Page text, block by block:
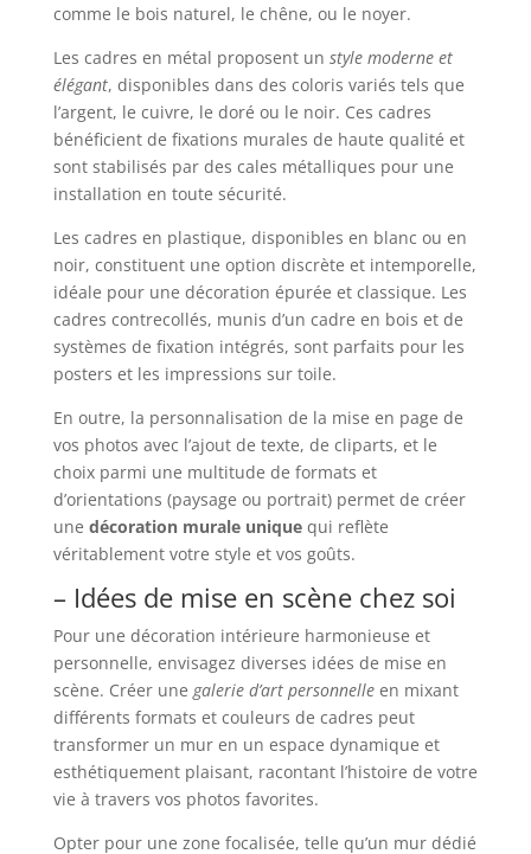
comme le bois naturel, le chêne, ou le noyer.
Les cadres en métal proposent un style moderne et
élégant, disponibles dans des coloris variés tels que
l’argent, le cuivre, le doré ou le noir. Ces cadres
bénéficient de fixations murales de haute qualité et
sont stabilisés par des cales métalliques pour une
installation en toute sécurité.
Les cadres en plastique, disponibles en blanc ou en
noir, constituent une option discrète et intemporelle,
idéale pour une décoration épurée et classique. Les
cadres contrecollés, munis d’un cadre en bois et de
systèmes de fixation intégrés, sont parfaits pour les
posters et les impressions sur toile.
En outre, la personnalisation de la mise en page de
vos photos avec l’ajout de texte, de cliparts, et le
choix parmi une multitude de formats et
d’orientations (paysage ou portrait) permet de créer
une décoration murale uniquequi reflète
véritablement votre style et vos goûts.
– Idées de mise en scène chez soi
Pour une décoration intérieure harmonieuse et
personnelle, envisagez diverses idées de mise en
scène. Créer une galerie d’art personnelleen mixant
différents formats et couleurs de cadres peut
transformer un mur en un espace dynamique et
esthétiquement plaisant, racontant l’histoire de votre
vie à travers vos photos favorites.
Opter pour une zone focalisée, telle qu’un mur dédié